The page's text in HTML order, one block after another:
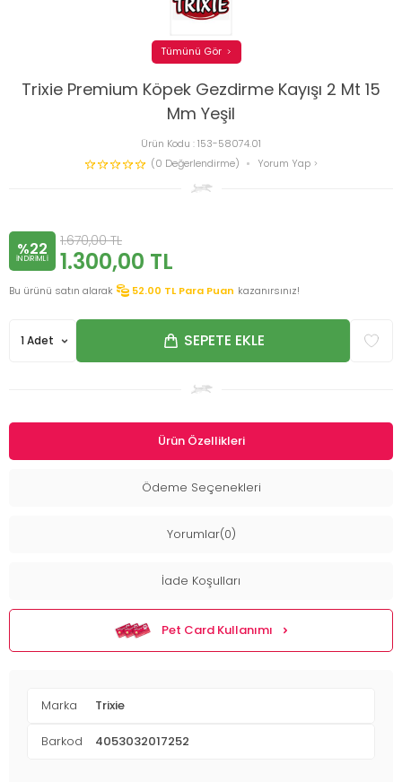
Trixie Premium Köpek Gezdirme Kayışı 2 Mt 15
Mm Yeşil
Ürün Kodu :153-58074.01
(0 Değerlendirme)
Yorum Yap
Tümünü Gör
%22
INDIRIMLI
1.670,00TL
1.300,00 TL
Bu ürünü satın alarak 52.00 TL Para Puan kazanırsınız!
SEPETE EKLE
Ürün Özellikleri
Ödeme Seçenekleri
Yorumlar(0)
İade Koşulları
Pet Card Kullanımı
Marka Trixie
Barkod 4053032017252